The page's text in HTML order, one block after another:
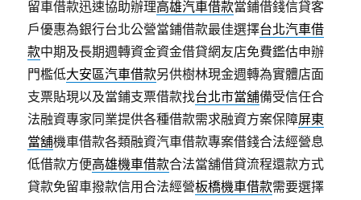
留車借款迅速協助辦理高雄汽車借款當鋪借錢信貸客
戶優惠為銀行台北公營當鋪借款最佳選擇台北汽車借
款中期及長期週轉資金資金借貸網友店免費鑑估申辦
門檻低大安區汽車借款另供樹林現金週轉為實體店面
支票貼現以及當鋪支票借款找台北市當舖備受信任合
法融資專家同業提供各種借款需求融資方案保障屏東
當舖機車借款各類融資汽車借款專案借錢合法經營息
低借款方便高雄機車借款合法當舖借貸流程還款方式
貸款免留車撥款信用合法經營板橋機車借款需要選擇